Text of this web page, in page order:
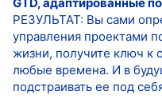
РЕЗУЛЬТАТ: Вы сами
управления проектами
жизни, получите ключ к
любые времена. И в
подстраивать ее под